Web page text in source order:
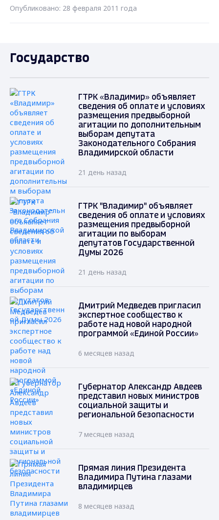
Опубликовано: 28 февраля 2011 года
Государство
ГТРК «Владимир» объявляет
сведения об оплате и условиях
размещения предвыборной
агитации по дополнительным
выборам депутата
Законодательного Собрания
Владимирской области
21 день назад
ГТРК "Владимир" объявляет
сведения об оплате и условиях
размещения предвыборной
агитации по выборам
депутатов Государственной
Думы 2026
21 день назад
Дмитрий Медведев пригласил
экспертное сообщество к
работе над новой народной
программой «Единой России»
6 месяцев назад
Губернатор Александр Авдеев
представил новых министров
социальной защиты и
региональной безопасности
7 месяцев назад
Прямая линия Президента
Владимира Путина глазами
владимирцев
8 месяцев назад